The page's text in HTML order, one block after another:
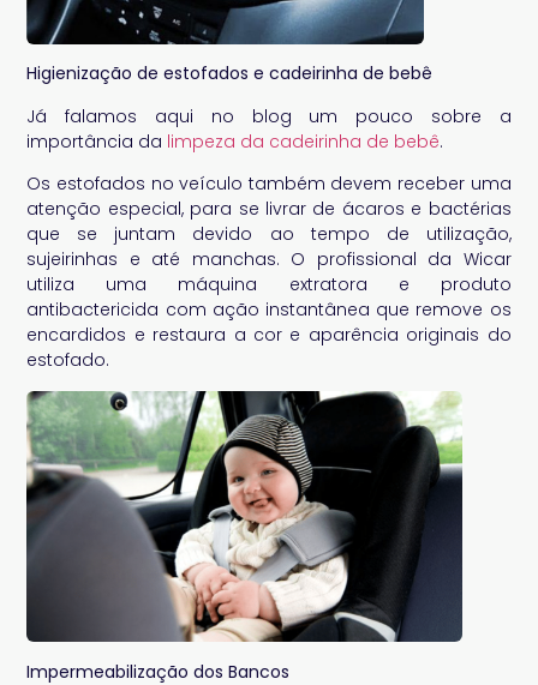
Higienização de estofados e cadeirinha de bebê
Já falamos aqui no blog um pouco sobre a
importância da limpeza da cadeirinha de bebê.
Os estofados no veículo também devem receber uma
atenção especial, para se livrar de ácaros e bactérias
que se juntam devido ao tempo de utilização,
sujeirinhas e até manchas. O profissional da Wicar
utiliza uma máquina extratora e produto
antibactericida com ação instantânea que remove os
encardidos e restaura a cor e aparência originais do
estofado.
Impermeabilização dos Bancos